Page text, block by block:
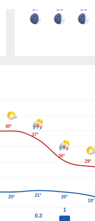
17 18 19
0.3
1
40°
37°
30°
29°
20° 21°
20°
19°